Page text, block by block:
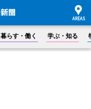
暮らす・働く 学ぶ・知る